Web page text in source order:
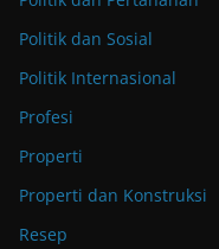
Politik dan Sosial
Politik Internasional
Profesi
Properti
Properti dan Konstruksi
Resep